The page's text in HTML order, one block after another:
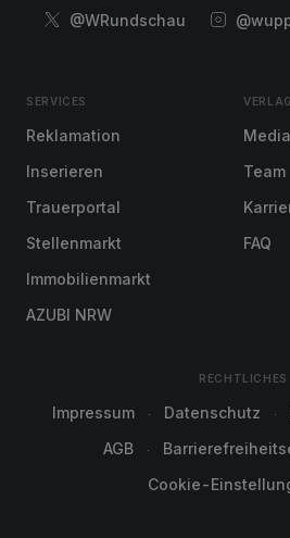
@WRundschau
SERVICES
Reklamation
Inserieren
Trauerportal
Stellenmarkt
Immobilienmarkt
AZUBI NRW
VERLAG
Team
FAQ
RECHTLICHES
Impressum Datenschutz
AGB
Cookie-